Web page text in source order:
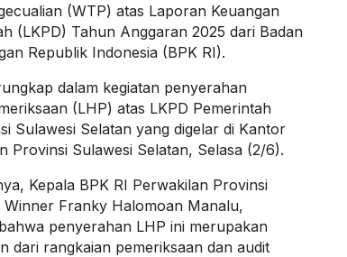
(WTP) atas Laporan Keuangan
(LKPD) Tahun Anggaran 2025 dari Badan
Republik Indonesia (BPK RI).
dalam kegiatan penyerahan
(LHP) atas LKPD Pemerintah
Sulawesi Selatan yang digelar di Kantor
Provinsi Sulawesi Selatan, Selasa (2/6).
Kepala BPK RI Perwakilan Provinsi
Winner Franky Halomoan Manalu,
penyerahan LHP ini merupakan
dari rangkaian pemeriksaan dan audit